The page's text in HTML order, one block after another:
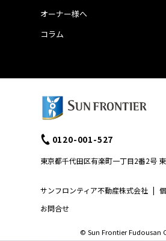
オーナー様へ
コラム
サンフロンティア不動産株式会社 |
お問合せ
0120-001-527
東京都千代田区有楽町一丁目2番2号
© Sun Frontier Fudousan